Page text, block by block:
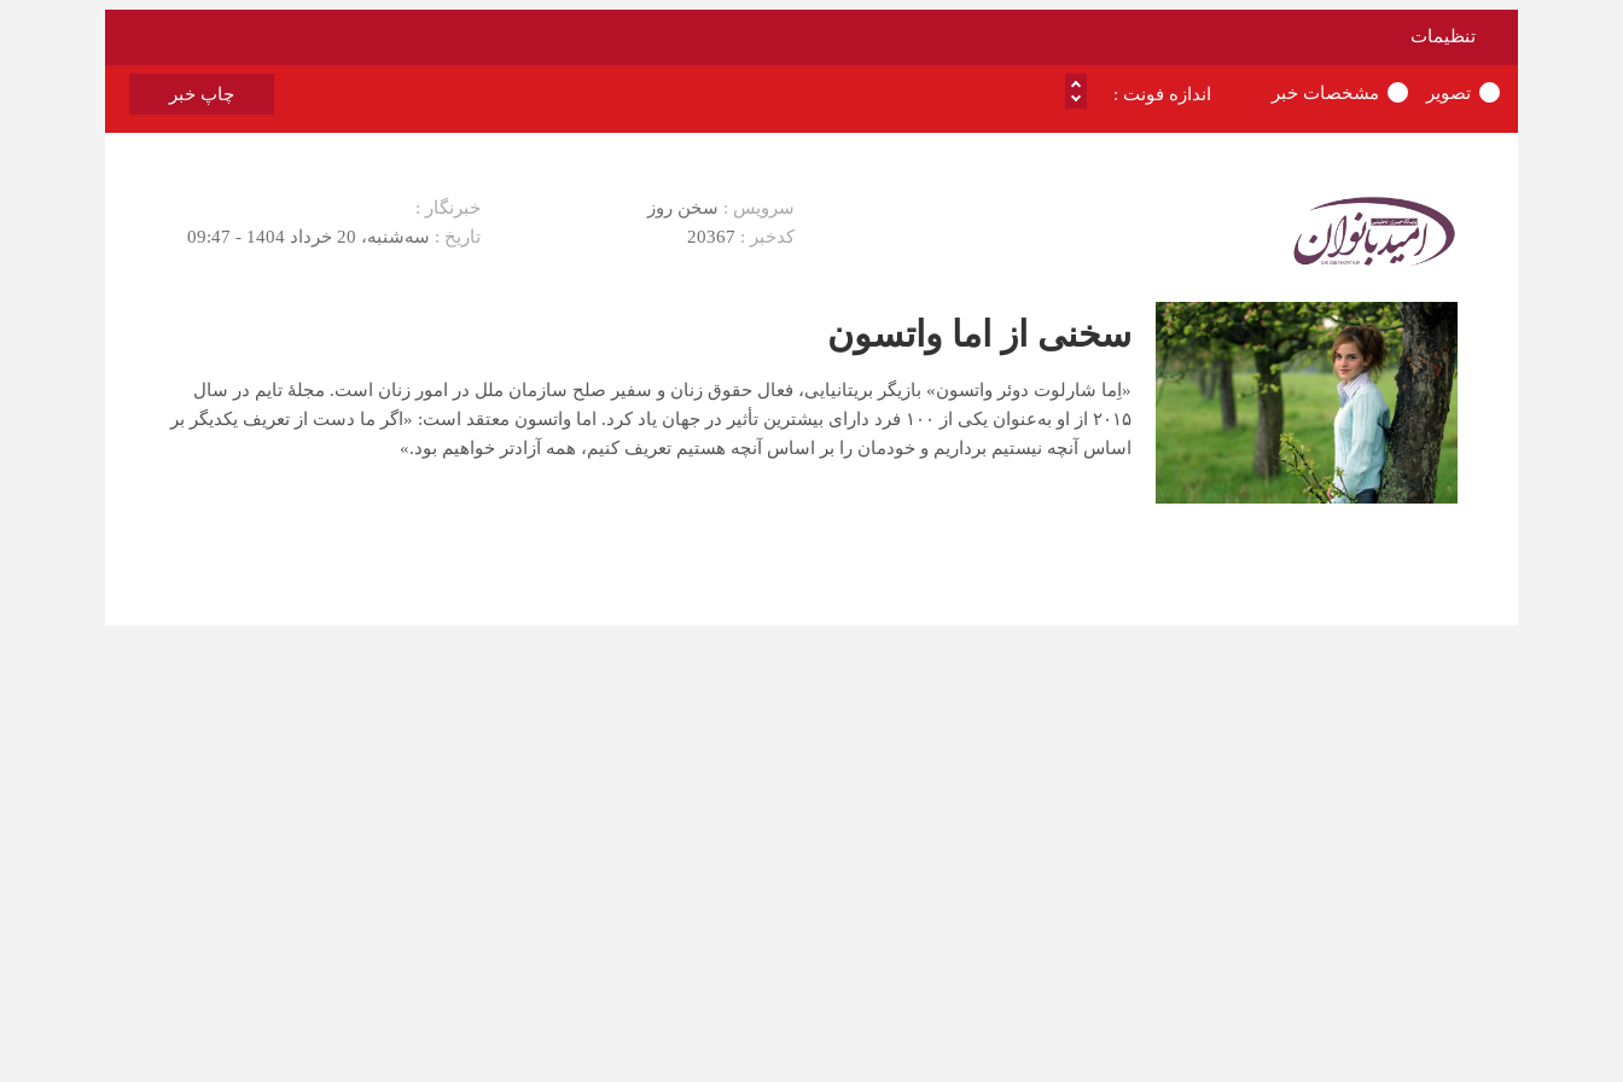
تنظیمات
تصویر مشخصات خبر اندازه فونت : چاپ خبر
سرویس : سخن روز
خبرنگار :
کدخبر : 20367 تاریخ : سه‌شنبه، 20 خرداد 1404 - 09:47
سخنی از اما واتسون
«اِما شارلوت دوئر واتسون» بازیگر بریتانیایی، فعال حقوق زنان و سفیر صلح سازمان ملل در امور زنان است. مجلهٔ تایم در سال
۲۰۱۵ از او به‌عنوان یکی از ۱۰۰ فرد دارای بیشترین تأثیر در جهان یاد کرد. اما واتسون معتقد است: «اگر ما دست از تعریف یکدیگر بر
اساس آنچه نیستیم برداریم و خودمان را بر اساس آنچه هستیم تعریف کنیم، همه آزادتر خواهیم بود.»